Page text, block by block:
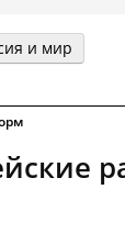
и мир